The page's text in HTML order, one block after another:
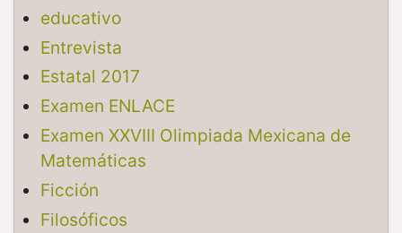
educativo
Entrevista
Estatal 2017
Examen ENLACE
Examen XXVIII Olimpiada Mexicana de
Matemáticas
Ficción
Filosóficos